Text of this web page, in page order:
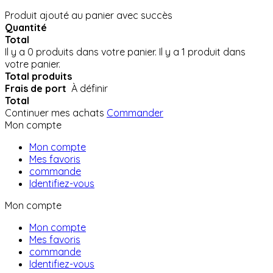
Produit ajouté au panier avec succès
Quantité
Total
Il y a 0 produits dans votre panier. Il y a 1 produit dans
votre panier.
Total produits
Frais de port À définir
Total
Continuer mes achats Commander
Mon compte
Mon compte
Mes favoris
commande
Identifiez-vous
Mon compte
Mon compte
Mes favoris
commande
Identifiez-vous